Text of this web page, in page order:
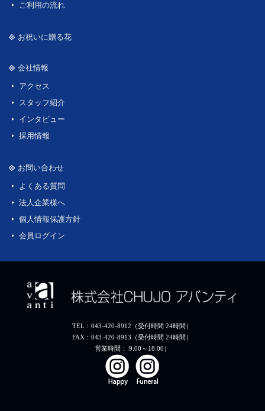
ご利用の流れ
お祝いに贈る花
会社情報
アクセス
スタッフ紹介
インタビュー
採用情報
お問い合わせ
よくある質問
法人企業様へ
個人情報保護方針
会員ログイン
TEL：043-420-8912（受付時間 24時間）
FAX：043-420-8913（受付時間 24時間）
営業時間：:9:00～18:00）